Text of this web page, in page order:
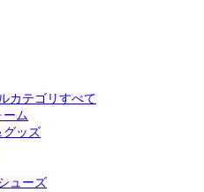
カテゴリすべて
ーム
グッズ
ューズ